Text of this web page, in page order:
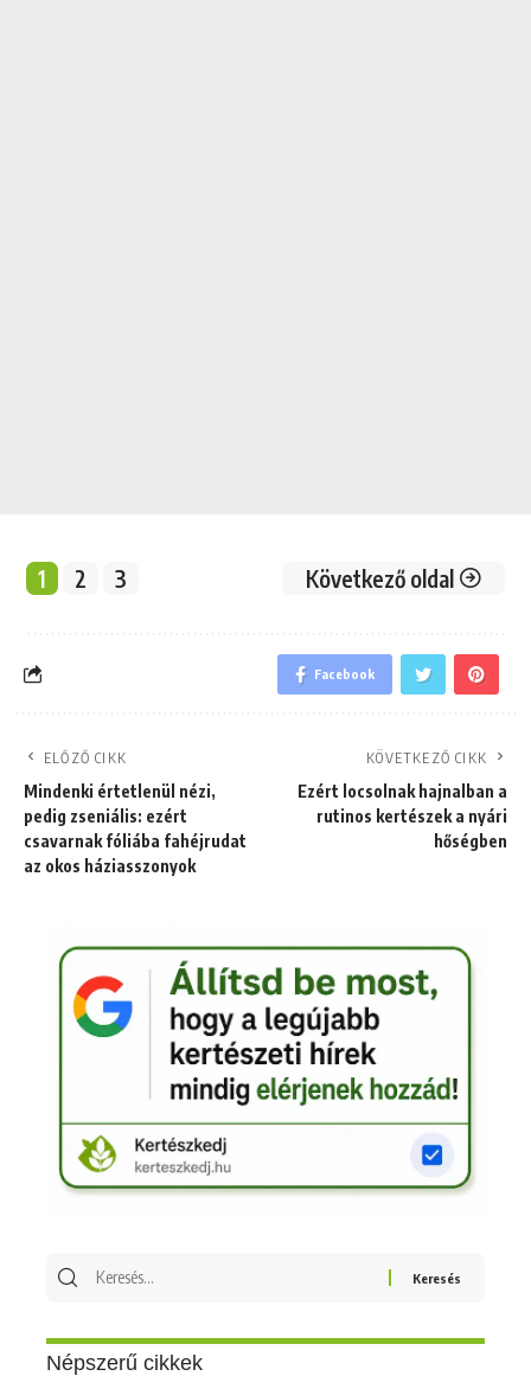
1 2 3 Következő oldal
Facebook
ELŐZŐ CIKK
Mindenki értetlenül nézi,
pedig zseniális: ezért
csavarnak fóliába fahéjrudat
az okos háziasszonyok
KÖVETKEZŐ CIKK
Ezért locsolnak hajnalban a
rutinos kertészek a nyári
hőségben
Keresés
Népszerű cikkek